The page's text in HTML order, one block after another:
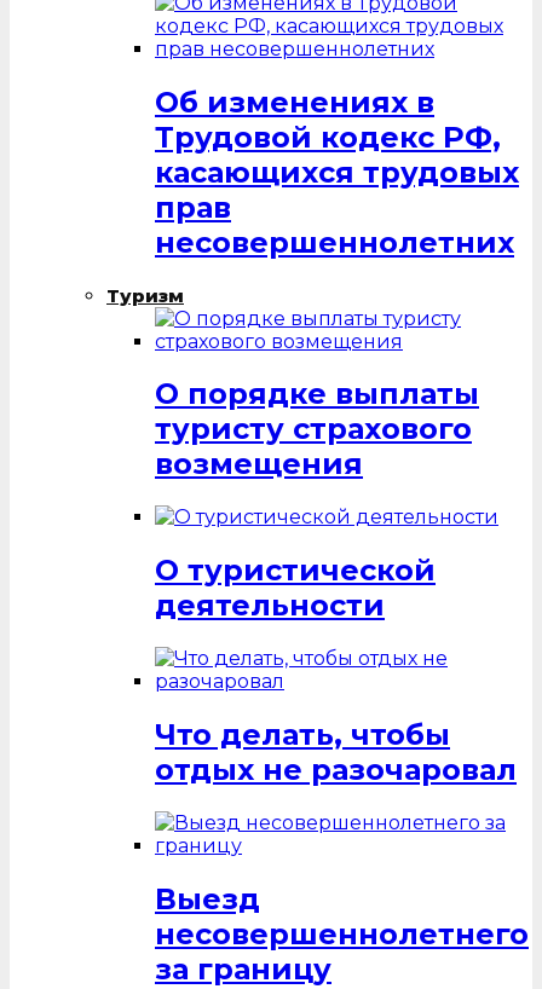
Об изменениях в
Трудовой кодекс РФ,
касающихся трудовых
прав
несовершеннолетних
Туризм
О порядке выплаты
туристу страхового
возмещения
О туристической
деятельности
Что делать, чтобы
отдых не разочаровал
Выезд
несовершеннолетнего
за границу